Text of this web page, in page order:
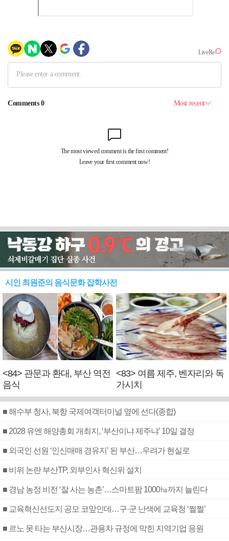
시인 최원준의 음식문화 잡학사전
<84> 관문과 환대, 부산 역전
음식
<83> 여름 제주, 벤자리와 독
가시치
■ 해수부 청사, 북항 국제여객터미널 옆에 선다(종합)
■ 2028 유엔 해양총회 개최지, ‘부산이냐 제주냐’ 10일 결정
■ 외국인 선원 ‘인신매매 경유지’ 된 부산…우려가 현실로
■ 비위 논란 부산TP, 외부인사 혁신위 설치
■ 경남 농정 비전 ‘잘 사는 농촌’…스마트팜 1000㏊까지 늘린다
■ 교육혁신선도지 공모 코앞인데…구·군 난색에 교육청 ‘쩔쩔’
■ 르노 못 타는 부산시장…관용차 규정에 막힌 지역기업 응원